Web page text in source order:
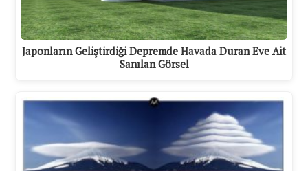
Japonların Geliştirdiği Depremde Havada Duran Eve Ait
Sanılan Görsel